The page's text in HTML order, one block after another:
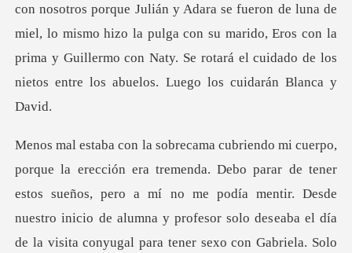
on nosotros porque Julián y Adara se fueron de luna de
miel, lo mismo hizo la pulga con su marido, Eros con la
pr
tener
estos sueños, pero a mí no me podía mentir. Desde
nuestro inicio de alumna y profesor solo des